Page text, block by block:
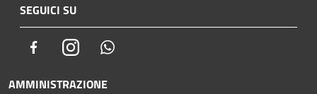
SEGUICI SU
FacebookInstagram
AMMINISTRAZIONE